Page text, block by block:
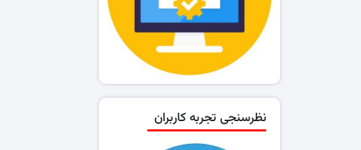
نظرسنجی تجربه کاربران